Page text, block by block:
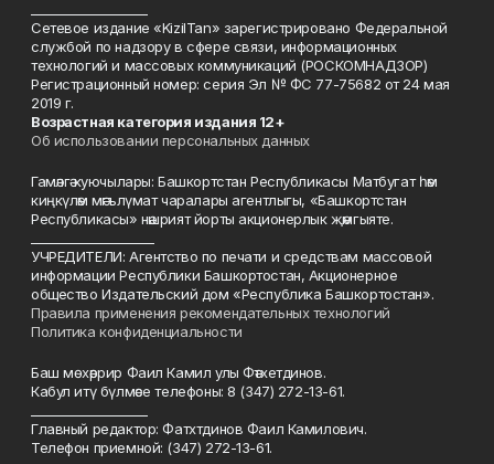
Сетевое издание «KizilTan» зарегистрировано Федеральной
службой по надзору в сфере связи, информационных
технологий и массовых коммуникаций (РОСКОМНАДЗОР)
Регистрационный номер: серия Эл № ФС 77-75682 от 24 мая
2019 г.
Возрастная категория издания 12+
Об использовании персональных данных
Гамәлгә куючылары: Башкортстан Республикасы Матбугат һәм
киңкүләм мәгълүмат чаралары агентлыгы, «Башкортстан
Республикасы» нәшрият йорты акционерлык җәмгыяте.
УЧРЕДИТЕЛИ: Агентство по печати и средствам массовой
информации Республики Башкортостан, Акционерное
общество Издательский дом «Республика Башкортостан».
Правила применения рекомендательных технологий
Политика конфиденциальности
Баш мөхәррир Фаил Камил улы Фәтхетдинов.
Кабул итү бүлмәсе телефоны: 8 (347) 272-13-61.
Главный редактор: Фатхтдинов Фаил Камилович.
Телефон приемной: (347) 272-13-61.